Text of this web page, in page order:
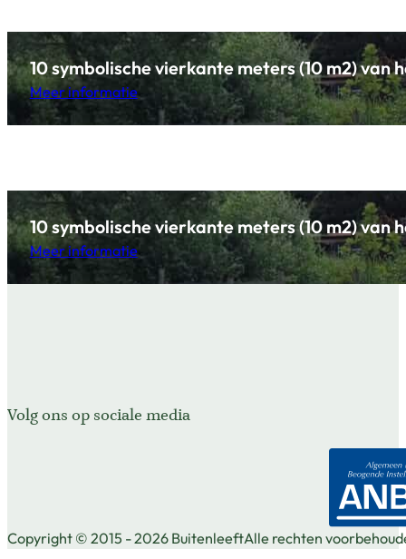
10 symbolische vierkante meters (10 m2)
Meer informatie
10 symbolische vierkante meters (10 m2) van
Meer informatie
Volg ons op sociale media
Copyright © 2015 - 2026 BuitenleeftAlle rechten